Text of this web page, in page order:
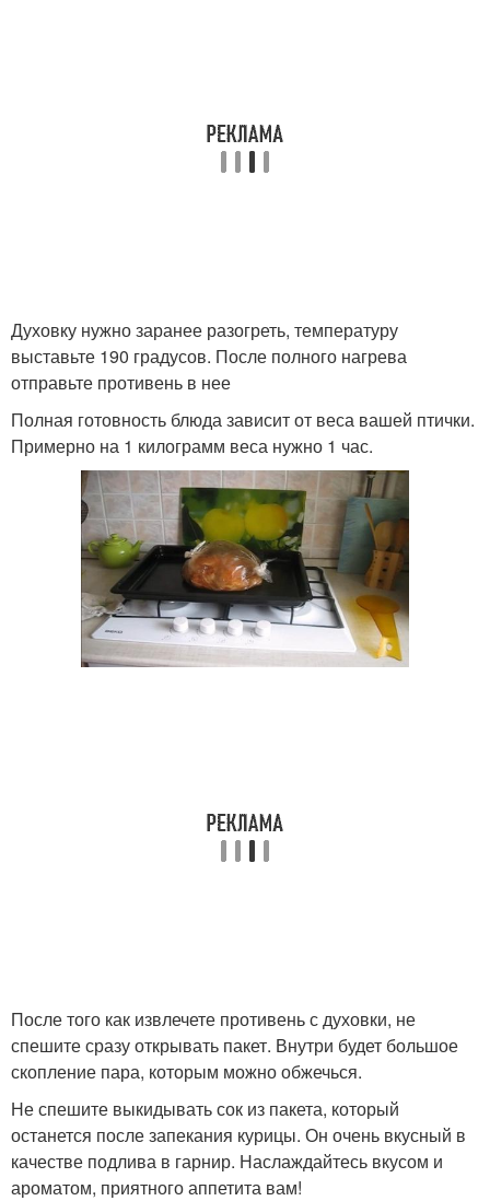
Духовку нужно заранее разогреть, температуру
выставьте 190 градусов. После полного нагрева
отправьте противень в нее
Полная готовность блюда зависит от веса вашей птички.
Примерно на 1 килограмм веса нужно 1 час.
После того как извлечете противень с духовки, не
спешите сразу открывать пакет. Внутри будет большое
скопление пара, которым можно обжечься.
Не спешите выкидывать сок из пакета, который
останется после запекания курицы. Он очень вкусный в
качестве подлива в гарнир. Наслаждайтесь вкусом и
ароматом, приятного аппетита вам!